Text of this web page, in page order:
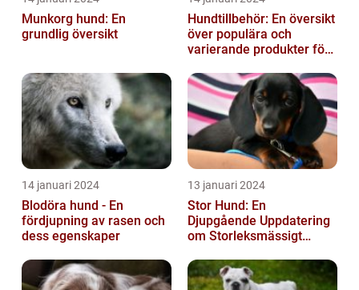
Munkorg hund: En
grundlig översikt
Hundtillbehör: En översikt
över populära och
varierande produkter för
14 januari 2024
Blodöra hund - En
fördjupning av rasen och
dess egenskaper
13 januari 2024
Stor Hund: En
Djupgående Uppdatering
om Storleksmässigt
Hundsporter för
Hundälskare